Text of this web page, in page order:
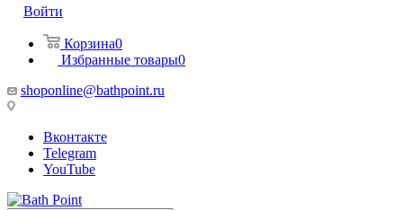
Войти
Корзина0
Избранные товары0
shoponline@bathpoint.ru
Вконтакте
Telegram
YouTube